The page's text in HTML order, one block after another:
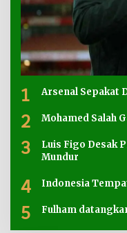
1 Arsenal Sepakat
2 Mohamed Salah
3
Luis Figo Desak
Mundur
4 Indonesia
5 Fulham